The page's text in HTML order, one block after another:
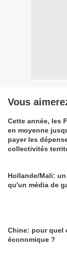
Vous
Cette année, les
en moyenne
payer les
collectivités
Hollande/Mali:
qu'un média de
Chine: pour quel
économique ?